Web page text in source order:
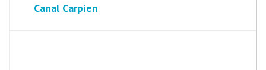
Canal Carpien